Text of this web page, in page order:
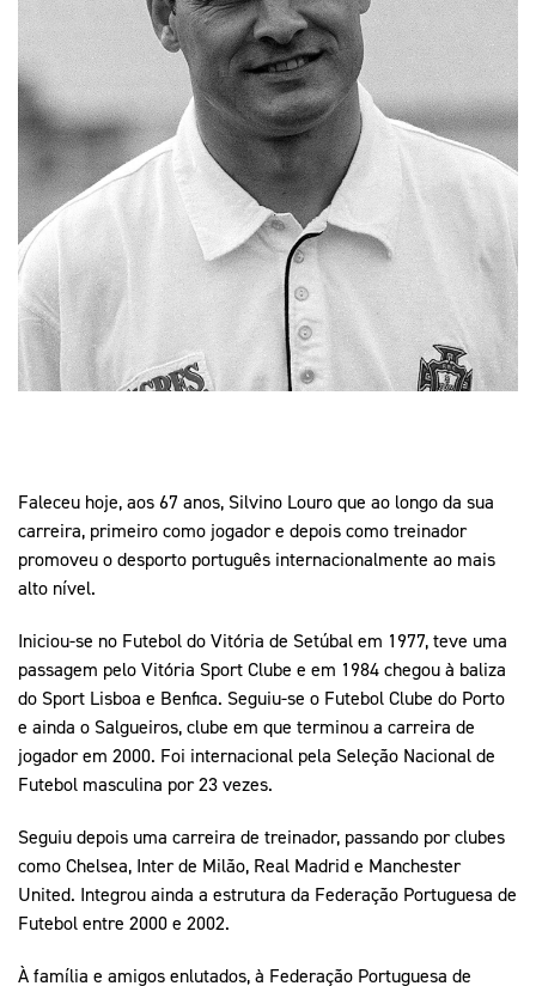
Marketing
Media
Documentos
Contactos
Mais Desporto
Arquivo Histórico
Educação Olímpica
Equipa Portugal
Educação
Equipa Portugal
Arquivo Histórico
Educação Olímpica
Equipa Portugal
Faleceu hoje, aos 67 anos, Silvino Louro que ao longo da sua
carreira, primeiro como jogador e depois como treinador
promoveu o desporto português internacionalmente ao mais
alto nível.
Iniciou-se no Futebol do Vitória de Setúbal em 1977, teve uma
passagem pelo Vitória Sport Clube e em 1984 chegou à baliza
do Sport Lisboa e Benfica. Seguiu-se o Futebol Clube do Porto
e ainda o Salgueiros, clube em que terminou a carreira de
jogador em 2000. Foi internacional pela Seleção Nacional de
Futebol masculina por 23 vezes.
Seguiu depois uma carreira de treinador, passando por clubes
como Chelsea, Inter de Milão, Real Madrid e Manchester
United. Integrou ainda a estrutura da Federação Portuguesa de
Futebol entre 2000 e 2002.
À família e amigos enlutados, à Federação Portuguesa de